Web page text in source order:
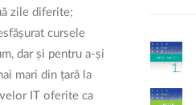
zile diferite;
cursele
dar și pentru a-și
mari din țară la
IT oferite ca